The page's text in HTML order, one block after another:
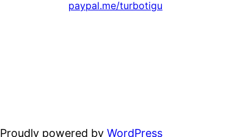
paypal.me/turbotigu
Proudly powered by WordPress